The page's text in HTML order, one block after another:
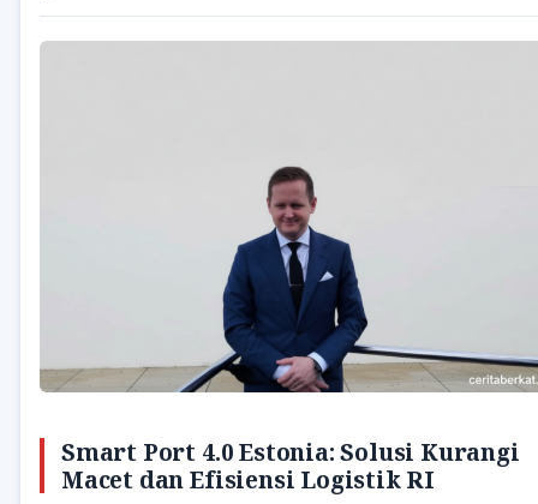
Smart Port 4.0 Estonia: Solusi Kurangi
Macet dan Efisiensi Logistik RI